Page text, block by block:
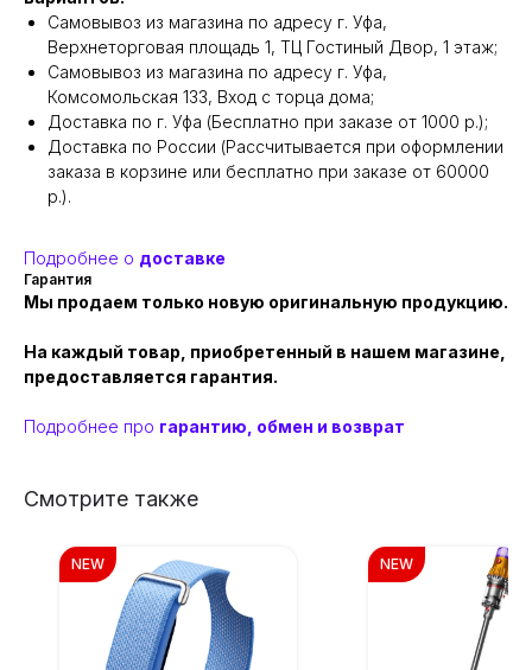
Самовывоз из магазина по адресу г. Уфа,
Верхнеторговая площадь 1, ТЦ Гостиный Двор, 1 этаж;
Самовывоз из магазина по адресу г. Уфа,
Комсомольская 133, Вход с торца дома;
Доставка по г. Уфа (Бесплатно при заказе от 1000 р.);
Доставка по России (Рассчитывается при оформлении
заказа в корзине или бесплатно при заказе от 60000
р.).
Подробнее о доставке
Гарантия
Мы продаем только новую оригинальную продукцию.
На каждый товар, приобретенный в нашем магазине,
предоставляется гарантия.
Подробнее про гарантию, обмен и возврат
Смотрите также
NEW NEW